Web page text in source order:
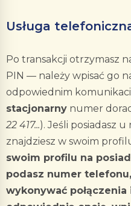
Usługa
Po transakcji otrzymasz
PIN — należy wpisać go
odpowiednim
stacjonarny numer
22 417...). Jeśli posiadasz
znajdziesz w swoim
swoim profilu na
podasz numer
wykonywać połączenia